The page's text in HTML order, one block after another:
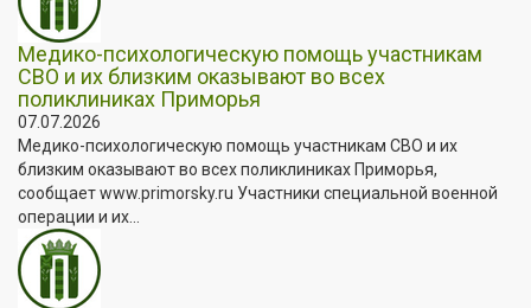
Медико-психологическую помощь участникам
СВО и их близким оказывают во всех
поликлиниках Приморья
07.07.2026
Медико-психологическую помощь участникам СВО и их
близким оказывают во всех поликлиниках Приморья,
сообщает www.primorsky.ru Участники специальной военной
операции и их...